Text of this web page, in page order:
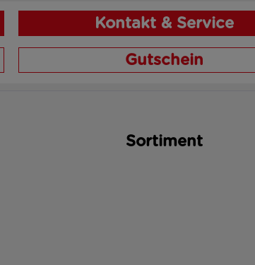
Kontakt & Service
Gutschein
Sortiment